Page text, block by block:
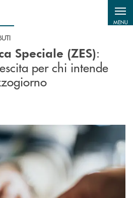
MENU
Speciale (ZES):
per chi intende